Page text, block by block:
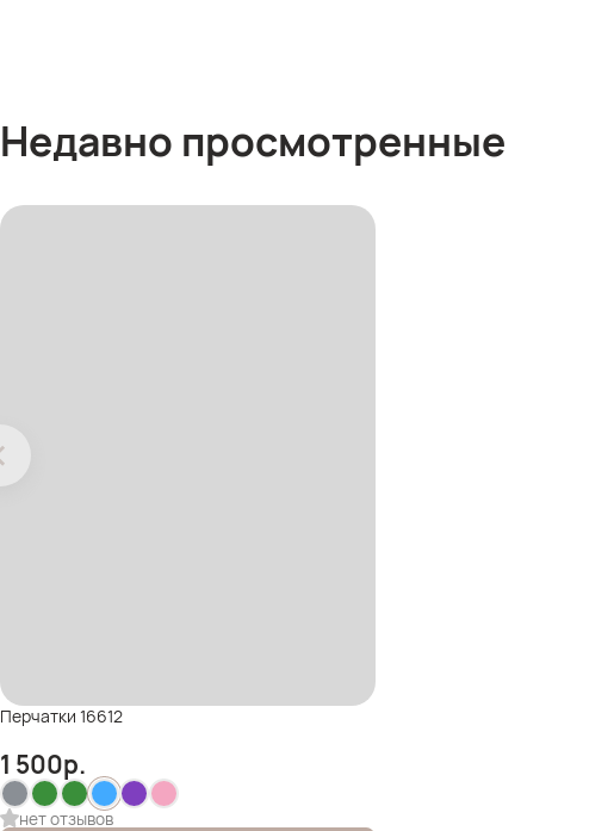
Недавно просмотренные
Перчатки 16612
1 500р.
нет отзывов